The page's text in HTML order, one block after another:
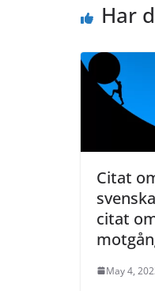
Har
Citat
citat
May 4,